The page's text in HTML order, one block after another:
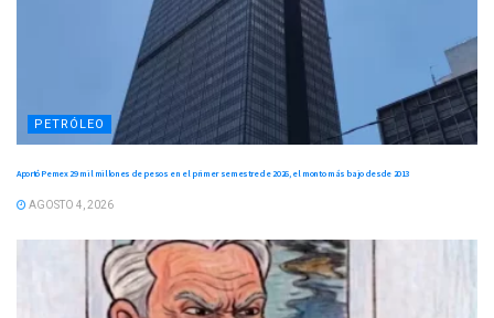
PETRÓLEO
Aportó Pemex 29 mil millones de pesos en el primer semestre de 2026, el monto más bajo desde 2013
AGOSTO 4, 2026